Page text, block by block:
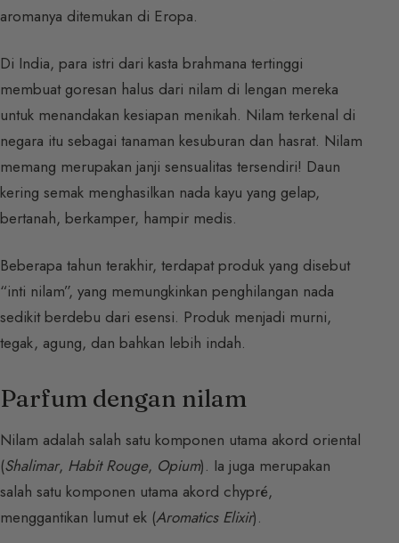
aromanya ditemukan di Eropa.
Di India, para istri dari kasta brahmana tertinggi
membuat goresan halus dari nilam di lengan mereka
untuk menandakan kesiapan menikah. Nilam terkenal di
negara itu sebagai tanaman kesuburan dan hasrat. Nilam
memang merupakan janji sensualitas tersendiri! Daun
kering semak menghasilkan nada kayu yang gelap,
bertanah, berkamper, hampir medis.
Beberapa tahun terakhir, terdapat produk yang disebut
“inti nilam”, yang memungkinkan penghilangan nada
sedikit berdebu dari esensi. Produk menjadi murni,
tegak, agung, dan bahkan lebih indah.
Parfum dengan nilam
Nilam adalah salah satu komponen utama akord oriental
(Shalimar, Habit Rouge, Opium). Ia juga merupakan
salah satu komponen utama akord chypré,
menggantikan lumut ek (Aromatics Elixir).